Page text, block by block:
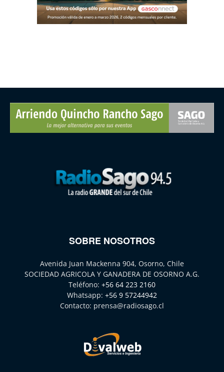
SOBRE NOSOTROS
Avenida Juan Mackenna 904, Osorno, Chile
SOCIEDAD AGRICOLA Y GANADERA DE OSORNO A.G.
Teléfono: +56 64 223 2160
Whatsapp: +56 9 57244942
Contacto: prensa@radiosago.cl